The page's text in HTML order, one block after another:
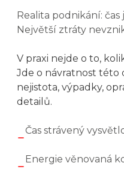
Realita podnikání: čas
Největší ztráty
V praxi nejde o to,
Jde o návratnost této
nejistota, výpadky,
detailů.
Čas strávený
Energie věnovaná